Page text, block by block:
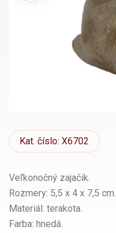
Kat. číslo: X6702
Veľkonočný zajačik.
Rozmery: 5,5 x 4 x 7,5 cm.
Materiál: terakota.
Farba: hnedá.